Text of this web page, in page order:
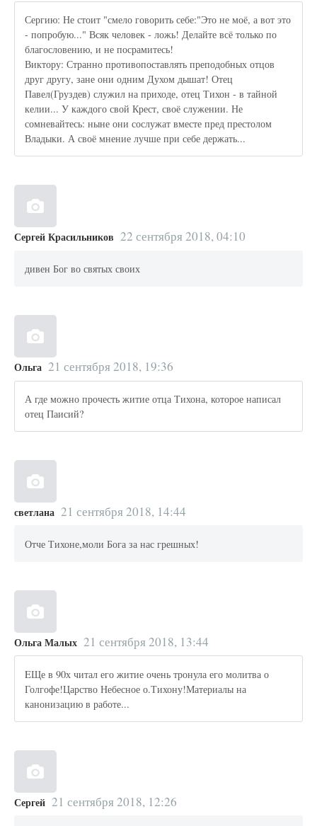
Сергию: Не стоит "смело говорить себе:"Это не моё, а вот это
- попробую..." Всяк человек - ложь! Делайте всё только по
благословению, и не посрамитесь!
Виктору: Странно противопоставлять преподобных отцов
друг другу, зане они одним Духом дышат! Отец
Павел(Груздев) служил на приходе, отец Тихон - в тайной
келии... У каждого свой Крест, своё служении. Не
сомневайтесь: ныне они сослужат вместе пред престолом
Владыки. А своё мнение лучше при себе держать...
Сергей Красильников 22 сентября 2018, 04:10
дивен Бог во святых своих
Ольга 21 сентября 2018, 19:36
А где можно прочесть житие отца Тихона, которое написал
отец Паисий?
светлана 21 сентября 2018, 14:44
Отче Тихоне,моли Бога за нас грешных!
Ольга Малых 21 сентября 2018, 13:44
EЩе в 90х читал его житие очень тронула его молитва о
Голгофе!Царство Небесное о.Тихону!Материалы на
канонизацию в работе...
Сергей 21 сентября 2018, 12:26